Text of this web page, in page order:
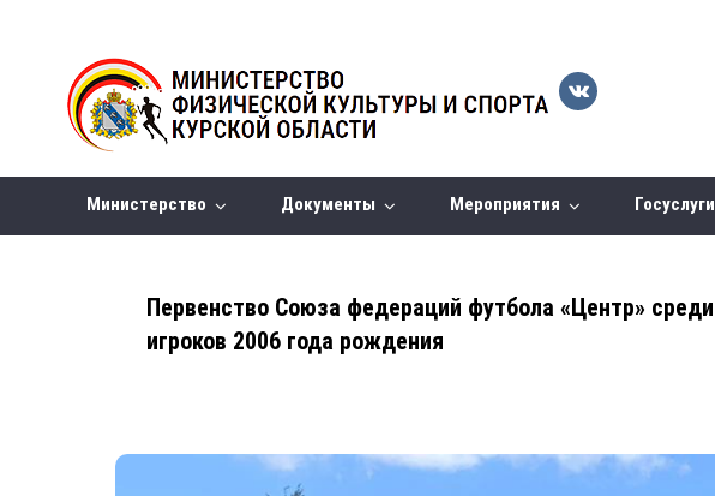
Министерство Документы Мероприятия Госуслуги
Первенство Союза федераций футбола «Центр» среди
игроков 2006 года рождения